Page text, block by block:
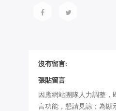
沒有留言:
張貼留言
因應網站團隊人力調整，
言功能，懇請見諒；為顯